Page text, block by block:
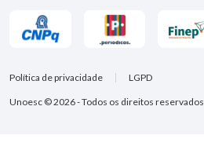
Unoesc © 2026 - Todos os direitos reservados
Política de privacidade LGPD